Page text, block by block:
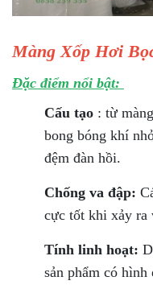
Màng Xốp Hơi
Đặc điểm nổi bật:
Cấu tạo : từ
bong bóng khí
đệm đàn hồi.
Chống va đập:
cực tốt khi xảy ra
Tính linh hoạt:
sản phẩm có hình